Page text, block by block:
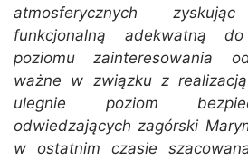
atmosferycznych
funkcjonalną adekwatną
poziomu zainteresowania
ważne w związku z
ulegnie poziom
odwiedzających zagórski
w ostatnim czasie